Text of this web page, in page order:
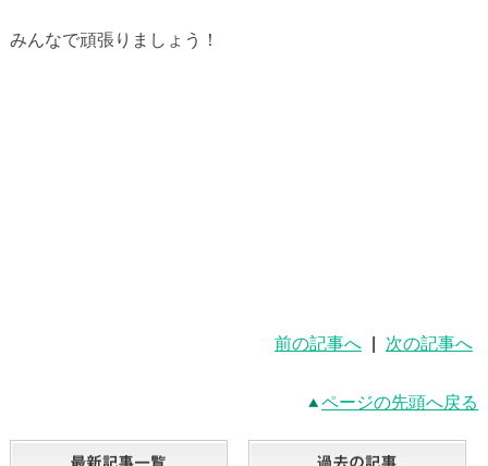
みんなで頑張りましょう！
前の記事へ 次の記事へ
ページの先頭へ戻る
最新記事一覧